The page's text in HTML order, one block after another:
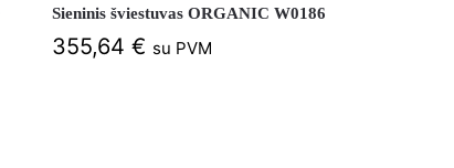
Sieninis šviestuvas ORGANIC W0186
355,64€ su PVM